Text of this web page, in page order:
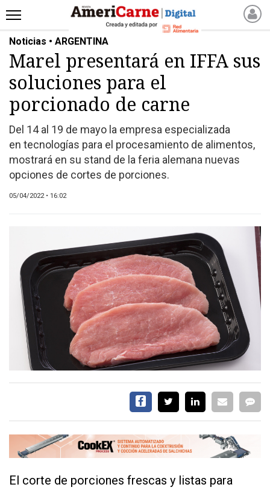
INICIO
NOTICIAS RECIENTES
NOTICIAS
ARTICULOS
PROCESO
PRODUCTO
NUEVOS PRODUCTOS
CATÁLOGO DE CORTES
DE CARNE VACUNA
EVENTOS Y
CAPACITACIONES
DIRECTORIO
CALENDARIO
MEDIA KIT
SERVICIOS
Noticias • ARGENTINA
Marel presentará en IFFA sus
soluciones para el
porcionado de carne
Del 14 al 19 de mayo la empresa especializada
en tecnologías para el procesamiento de alimentos,
mostrará en su stand de la feria alemana nuevas
opciones de cortes de porciones.
05/04/2022 • 16:02
El corte de porciones frescas y listas para